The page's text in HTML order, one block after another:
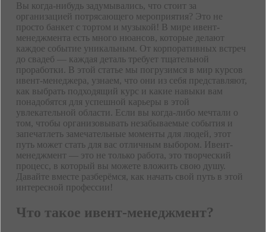
Вы когда-нибудь задумывались, что стоит за
организацией потрясающего мероприятия? Это не
просто банкет с тортом и музыкой! В мире ивент-
менеджмента есть много нюансов, которые делают
каждое событие уникальным. От корпоративных встреч
до свадеб — каждая деталь требует тщательной
проработки. В этой статье мы погрузимся в мир курсов
ивент-менеджера, узнаем, что они из себя представляют,
как выбрать подходящий курс и какие навыки вам
понадобятся для успешной карьеры в этой
увлекательной области. Если вы когда-либо мечтали о
том, чтобы организовывать незабываемые события и
запечатлеть замечательные моменты для людей, этот
путь может стать для вас отличным выбором. Ивент-
менеджмент — это не только работа, это творческий
процесс, в который вы можете вложить свою душу.
Давайте вместе разберёмся, как начать свой путь в этой
интересной профессии!
Что такое ивент-менеджмент?